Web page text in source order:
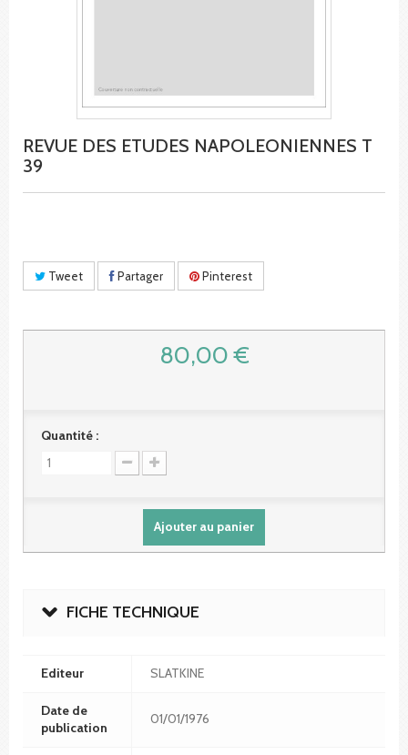
REVUE DES ETUDES NAPOLEONIENNES T
39
Tweet Partager Pinterest
80,00 €
Quantité :
Ajouter au panier
FICHE TECHNIQUE
Editeur SLATKINE
Date de
publication
01/01/1976